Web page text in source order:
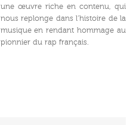
une œuvre riche en contenu, qui
nous replonge dans l’histoire de la
musique en rendant hommage au
pionnier du rap français.